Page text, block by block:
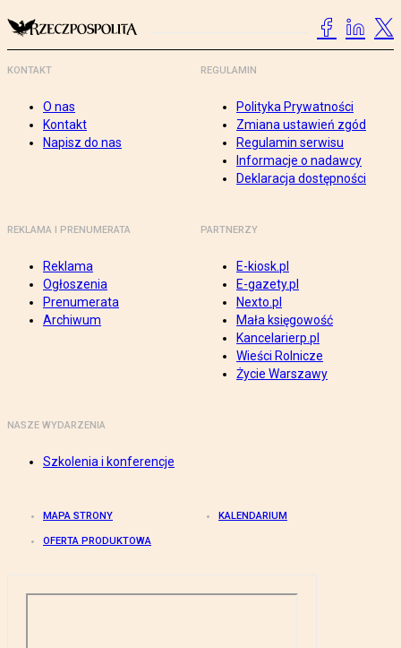
KONTAKT
O nas
Kontakt
Napisz do nas
REGULAMIN
Polityka Prywatności
Zmiana ustawień zgód
Regulamin serwisu
Informacje o nadawcy
Deklaracja dostępności
REKLAMA I PRENUMERATA
Reklama
Ogłoszenia
Prenumerata
Archiwum
PARTNERZY
E-kiosk.pl
E-gazety.pl
Nexto.pl
Mała księgowość
Kancelarierp.pl
Wieści Rolnicze
Życie Warszawy
NASZE WYDARZENIA
Szkolenia i konferencje
MAPA STRONY KALENDARIUM
OFERTA PRODUKTOWA